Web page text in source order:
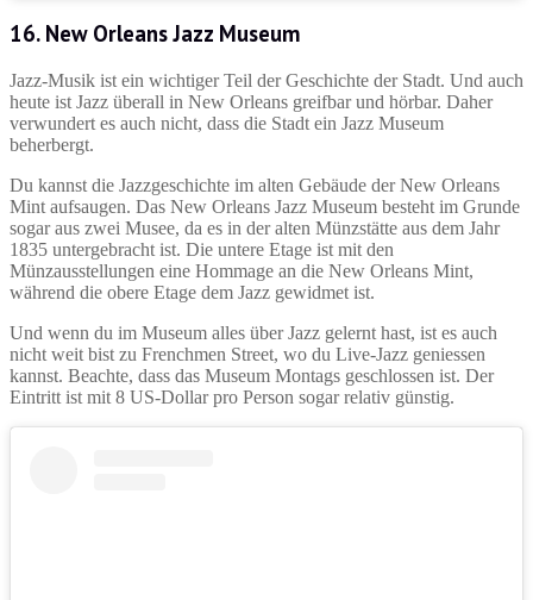
16. New Orleans Jazz Museum
Jazz-Musik ist ein wichtiger Teil der Geschichte der Stadt. Und auch
heute ist Jazz überall in New Orleans greifbar und hörbar. Daher
verwundert es auch nicht, dass die Stadt ein Jazz Museum
beherbergt.
Du kannst die Jazzgeschichte im alten Gebäude der New Orleans
Mint aufsaugen. Das New Orleans Jazz Museum besteht im Grunde
sogar aus zwei Musee, da es in der alten Münzstätte aus dem Jahr
1835 untergebracht ist. Die untere Etage ist mit den
Münzausstellungen eine Hommage an die New Orleans Mint,
während die obere Etage dem Jazz gewidmet ist.
Und wenn du im Museum alles über Jazz gelernt hast, ist es auch
nicht weit bist zu Frenchmen Street, wo du Live-Jazz geniessen
kannst. Beachte, dass das Museum Montags geschlossen ist. Der
Eintritt ist mit 8 US-Dollar pro Person sogar relativ günstig.